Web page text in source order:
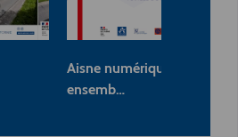
Aisne numérique
ensemb…